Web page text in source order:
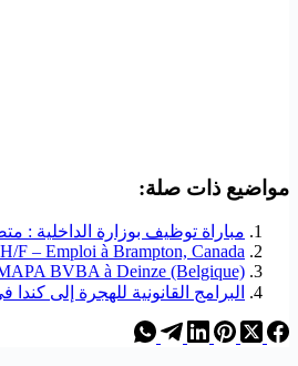
مواضيع ذات صلة:
مباراة توظيف بوزارة الداخلية :
F – Emploi à Brampton, Canada
BVBA à Deinze (Belgique) !
البرامج القانونية للهجرة إلى كندا في